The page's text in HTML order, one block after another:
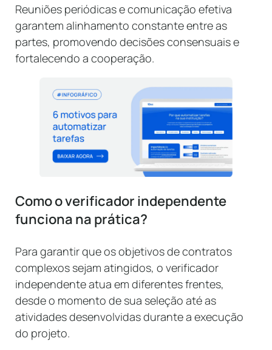
Reuniões periódicas e comunicação efetiva
garantem alinhamento constante entre as
partes, promovendo decisões consensuais e
fortalecendo a cooperação.
Como o verificador independente
funciona na prática?
Para garantir que os objetivos de contratos
complexos sejam atingidos, o verificador
independente atua em diferentes frentes,
desde o momento de sua seleção até as
atividades desenvolvidas durante a execução
do projeto.